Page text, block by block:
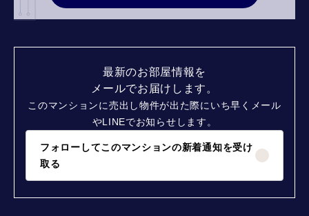
最新のお部屋情報を
メールでお届けします。
このマンションに売出し物件が出た際にいち早くメール
やLINEでお知らせします。
フォローしてこのマンションの新着通知を受け
取る